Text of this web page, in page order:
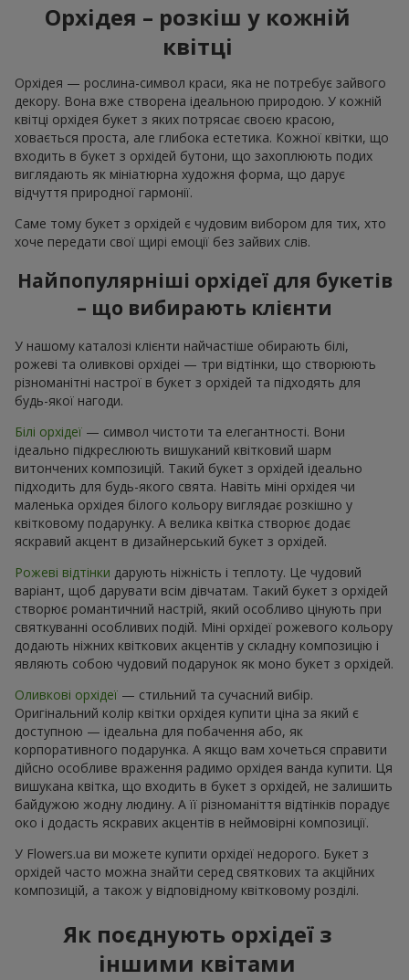
Орхідея – розкіш у кожній
квітці
Орхідея — рослина-символ краси, яка не потребує зайвого
декору. Вона вже створена ідеальною природою. У кожній
квітці орхідея букет з яких потрясає своєю красою,
ховається проста, але глибока естетика. Кожної квітки, що
входить в букет з орхідей бутони, що захоплюють подих
виглядають як мініатюрна художня форма, що дарує
відчуття природної гармонії.
Саме тому букет з орхідей є чудовим вибором для тих, хто
хоче передати свої щирі емоції без зайвих слів.
Найпопулярніші орхідеї для букетів
– що вибирають клієнти
У нашому каталозі клієнти найчастіше обирають білі,
рожеві та оливкові орхідеі — три відтінки, що створюють
різноманітні настрої в букет з орхідей та підходять для
будь-якої нагоди.
Білі орхідеї — символ чистоти та елегантності. Вони
ідеально підкреслюють вишуканий квітковий шарм
витончених композицій. Такий букет з орхідей ідеально
підходить для будь-якого свята. Навіть міні орхідея чи
маленька орхідея білого кольору виглядає розкішно у
квітковому подарунку. А велика квітка створює додає
яскравий акцент в дизайнерський букет з орхідей.
Рожеві відтінки дарують ніжність і теплоту. Це чудовий
варіант, щоб дарувати всім дівчатам. Такий букет з орхідей
створює романтичний настрій, який особливо цінують при
святкуванні особливих подій. Міні орхідеї рожевого кольору
додають ніжних квіткових акцентів у складну композицію і
являють собою чудовий подарунок як моно букет з орхідей.
Оливкові орхідеї — стильний та сучасний вибір.
Оригінальний колір квітки орхідея купити ціна за який є
доступною — ідеальна для побачення або, як
корпоративного подарунка. А якщо вам хочеться справити
дійсно особливе враження радимо орхідея ванда купити. Ця
вишукана квітка, що входить в букет з орхідей, не залишить
байдужою жодну людину. А її різноманіття відтінків порадує
око і додасть яскравих акцентів в неймовірні композиції.
У Flowers.ua ви можете купити орхідеї недорого. Букет з
орхідей часто можна знайти серед святкових та акційних
композицій, а також у відповідному квітковому розділі.
Як поєднують орхідеї з
іншими квітами